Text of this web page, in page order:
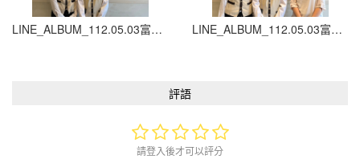
LINE_ALBUM_112.05.03富信_230907_5 LINE_ALBUM_112.05.03富信_230907_6
評語
請登入後才可以評分